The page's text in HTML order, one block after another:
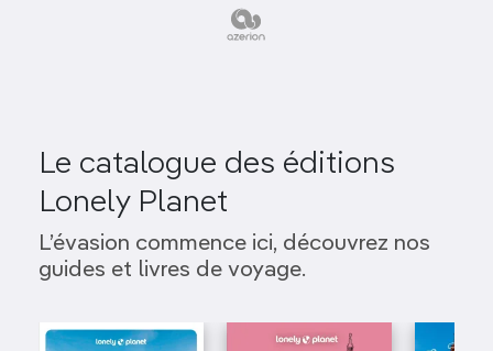
Le catalogue des éditions
Lonely Planet
L’évasion commence ici, découvrez nos
guides et livres de voyage.